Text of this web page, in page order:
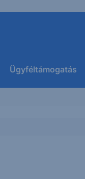
Ügyféltámogatás